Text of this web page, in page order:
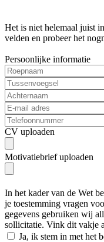
Het is niet helemaal juist
velden en probeer het
Persoonlijke informatie
CV uploaden
Motivatiebrief uploaden
In het kader van de Wet
je toestemming vragen
gegevens gebruiken wij
sollicitatie. Vink dit vakje
Ja, ik stem in met het